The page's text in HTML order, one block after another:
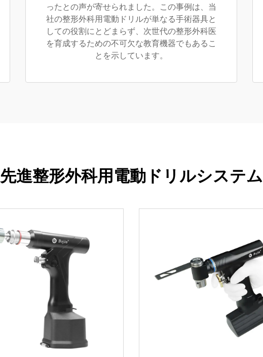
ったとの声が寄せられました。この事例は、当
社の整形外科用電動ドリルが単なる手術器具と
しての役割にとどまらず、次世代の整形外科医
を育成するための不可欠な教育機器でもあるこ
とを示しています。
先進整形外科用電動ドリルシステム